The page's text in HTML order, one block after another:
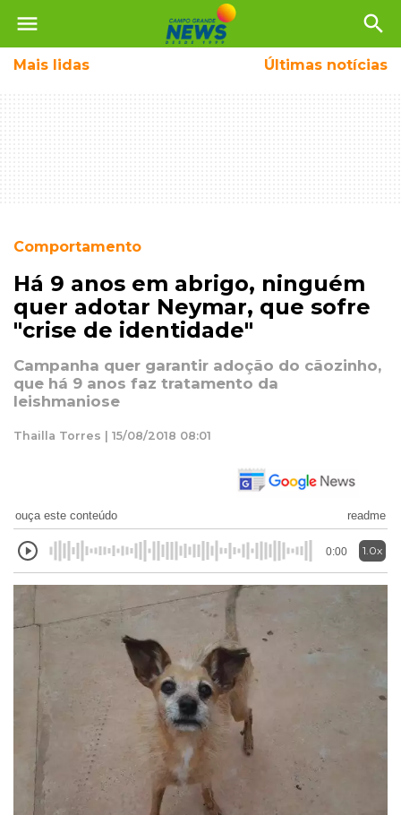
menu search
Mais lidas Últimas notícias
Comportamento
Há 9 anos em abrigo, ninguém
quer adotar Neymar, que sofre
"crise de identidade"
Campanha quer garantir adoção do cãozinho,
que há 9 anos faz tratamento da
leishmaniose
Thailla Torres | 15/08/2018 08:01
ouça este conteúdo readme
0:00 1.0x